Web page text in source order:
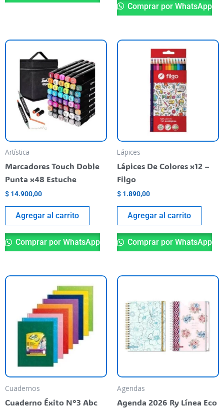
Comprar por WhatsApp
Artística
Marcadores Touch Doble
Punta x48 Estuche
$ 14.900,00
Agregar al carrito
Comprar por WhatsApp
Lápices
Lápices De Colores x12 –
Filgo
$ 1.890,00
Agregar al carrito
Comprar por WhatsApp
Cuadernos
Cuaderno Éxito N°3 Abc
Este
variantes.
se
pueden
elegir
Agendas
Agenda 2026 Ry Línea Eco
se